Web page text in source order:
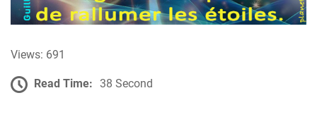
Views: 691
Read Time: 38 Second